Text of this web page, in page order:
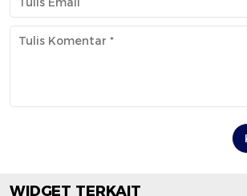
WIDGET TERKAIT